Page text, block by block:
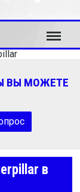
Меню
ВЫ МОЖЕТЕ
в